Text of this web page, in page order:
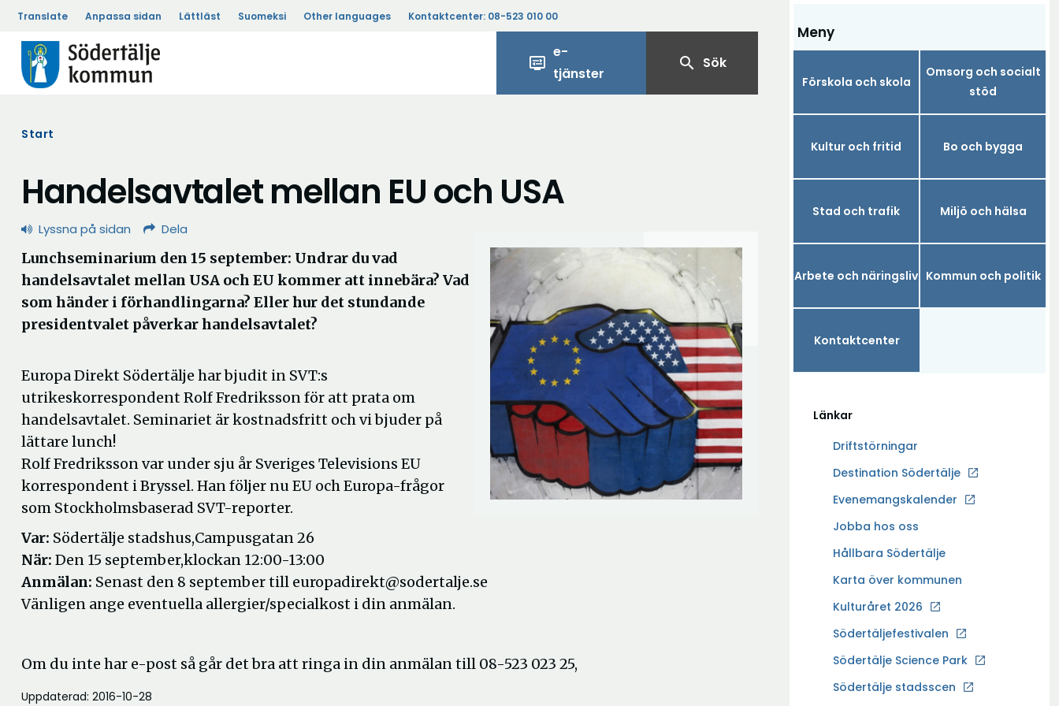
Translate Anpassa sidan Lättläst Suomeksi Other languages Kontaktcenter: 08-523 010 00
display_settings
e-
tjänster
search Sök
Meny
Förskola och skola
Omsorg och socialt
stöd
Kultur och fritid Bo och bygga
Stad och trafik Miljö och hälsa
Arbete och näringsliv Kommun och politik
Kontaktcenter
Länkar
Driftstörningar
Destination Södertälje
Ö
p
n
a
y
t
f
ö
Evenemangskalender
Jobba hos oss
Ö
p
n
a
y
t
Hållbara Södertälje
Karta över kommunen
Kulturåret 2026
Södertäljefestivalen
Södertälje Science Park
Ö
p
Södertälje stadsscen
Start
Handelsavtalet mellan EU och USA
Lyssna på sidan Dela
Lunchseminarium den 15 september: Undrar du vad
handelsavtalet mellan USA och EU kommer att innebära? Vad
som händer i förhandlingarna? Eller hur det stundande
presidentvalet påverkar handelsavtalet?
Europa Direkt Södertälje har bjudit in SVT:s
utrikeskorrespondent Rolf Fredriksson för att prata om
handelsavtalet. Seminariet är kostnadsfritt och vi bjuder på
lättare lunch!
Rolf Fredriksson var under sju år Sveriges Televisions EU
korrespondent i Bryssel. Han följer nu EU och Europa-frågor
som Stockholmsbaserad SVT-reporter.
Var: Södertälje stadshus,Campusgatan 26
När: Den 15 september,klockan 12:00-13:00
Anmälan: Senast den 8 september till europadirekt@sodertalje.se
Vänligen ange eventuella allergier/specialkost i din anmälan.
Om du inte har e-post så går det bra att ringa in din anmälan till 08-523 023 25,
Uppdaterad: 2016-10-28